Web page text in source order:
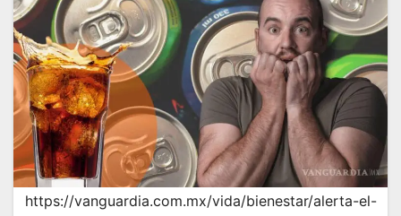
https://vanguardia.com.mx/vida/bienestar/alerta-el-